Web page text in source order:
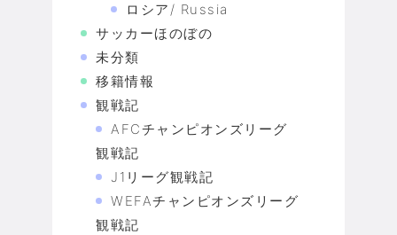
ロシア/ Russia
サッカーほのぼの
未分類
移籍情報
観戦記
AFCチャンピオンズリーグ
観戦記
J1リーグ観戦記
WEFAチャンピオンズリーグ
観戦記